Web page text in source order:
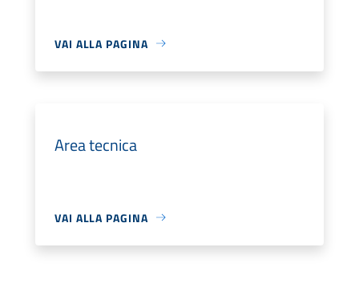
VAI ALLA PAGINA
Area tecnica
VAI ALLA PAGINA